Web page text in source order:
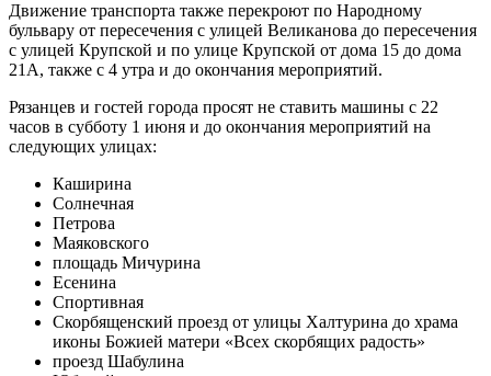
Движение транспорта также перекроют по Народному
бульвару от пересечения с улицей Великанова до пересечения
с улицей Крупской и по улице Крупской от дома 15 до дома
21А, также с 4 утра и до окончания мероприятий.
Рязанцев и гостей города просят не ставить машины с 22
часов в субботу 1 июня и до окончания мероприятий на
следующих улицах:
Каширина
Солнечная
Петрова
Маяковского
площадь Мичурина
Есенина
Спортивная
Скорбященский проезд от улицы Халтурина до храма
иконы Божией матери «Всех скорбящих радость»
проезд Шабулина